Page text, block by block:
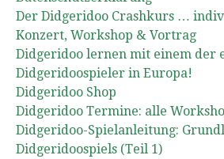
Der Didgeridoo Crashkurs …
Konzert, Workshop & Vortrag
Didgeridoo lernen mit einem der
Didgeridoospieler in Europa!
Didgeridoo Shop
Didgeridoo Termine: alle
Didgeridoo-Spielanleitung:
Didgeridoospiels (Teil 1)